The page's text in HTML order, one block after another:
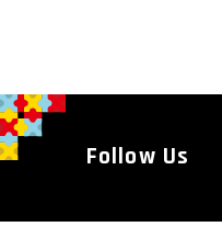
Follow Us